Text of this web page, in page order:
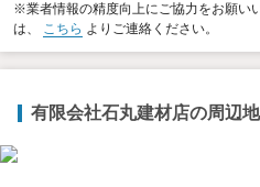
※業者情報の精度向上にご協力をお願い
は、 こちら よりご連絡ください。
有限会社石丸建材店の周辺